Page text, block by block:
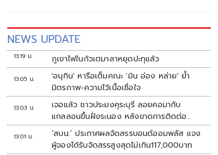
NEWS UPDATE
13:19 น. ภูเขาไฟในกัวเตมาลาหยุดปะทุแล้ว
13:05 น.
'อนุทิน' หารือเต็มคณะ 'มิน อ่อง หล่าย' ย้ำ
มิตรภาพ-ความไว้เนื้อเชื่อใจ
13:03 น.
เจอแล้ว ชาวประมงคุระบุรี ลอยคอมากับ
แกลลอนขึ้นฝั่งระนอง หลังขาดการติดต่อ
หลายวัน
13:01 น.
‘สบน.’ ประกาศผลจัดสรรบอนด์ออมพลัส แจง
ผู้จองได้รับจัดสรรสูงสุดไม่เกิน117,000บาท